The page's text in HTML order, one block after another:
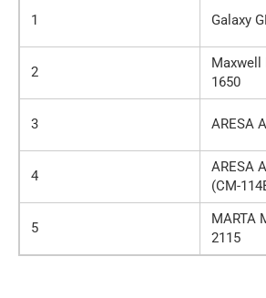
1 Galaxy
2
Maxwell
1650
3 ARESA
4
ARESA
(CM-
5
MARTA
2115